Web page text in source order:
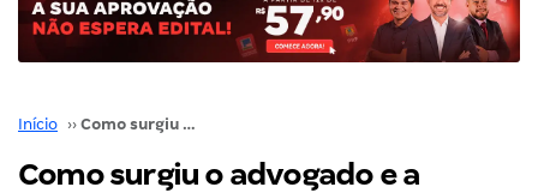
Início ›› Como surgiu o advogado e a advocacia?
Como surgiu o advogado e a